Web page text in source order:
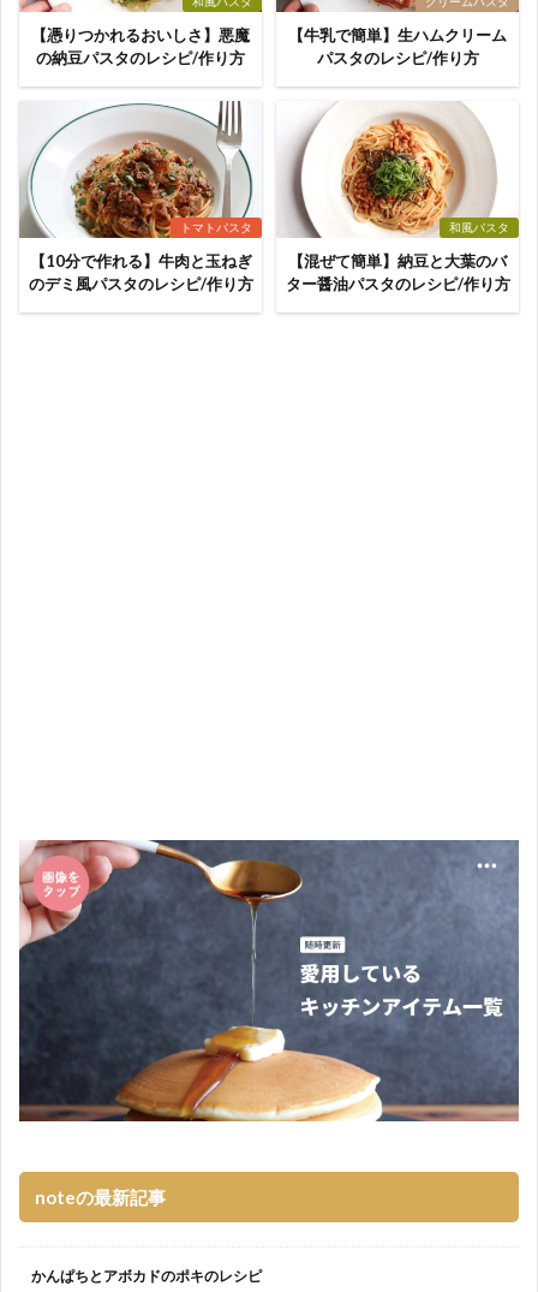
【憑りつかれるおいしさ】悪魔
の納豆パスタのレシピ/作り方
【牛乳で簡単】生ハムクリーム
パスタのレシピ/作り方
トマトパスタ
【10分で作れる】牛肉と玉ねぎ
のデミ風パスタのレシピ/作り方
和風パスタ
【混ぜて簡単】納豆と大葉のバ
ター醤油パスタのレシピ/作り方
noteの最新記事
かんぱちとアボカドのポキのレシピ